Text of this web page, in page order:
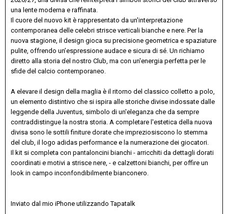
una lente moderna e raffinata.
Il cuore del nuovo kit è rappresentato da un'interpretazione
contemporanea delle celebri strisce verticali bianche e nere. Per la
nuova stagione, il design gioca su precisione geometrica e spaziature
pulite, offrendo un’espressione audace e sicura di sé. Un richiamo
diretto alla storia del nostro Club, ma con un'energia perfetta per le
sfide del calcio contemporaneo.
A elevare il design della maglia è il ritorno del classico colletto a polo,
un elemento distintivo che si ispira alle storiche divise indossate dalle
leggende della Juventus, simbolo di un'eleganza che da sempre
contraddistingue la nostra storia. A completare l'estetica della nuova
divisa sono le sottili finiture dorate che impreziosiscono lo stemma
del club, il logo adidas performance e la numerazione dei giocatori.
Il kit si completa con pantaloncini bianchi - arricchiti da dettagli dorati
coordinati e motivi a strisce nere, - e calzettoni bianchi, per offire un
look in campo inconfondibilmente bianconero.
Inviato dal mio iPhone utilizzando Tapatalk